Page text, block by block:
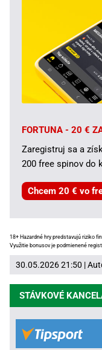
FORTUNA - 20 €
Zaregistruj sa a
200 free spinov do
Chcem 20 € vo
18+ Hazardné hry predstavujú riziko
Využitie bonusov je podmienené
30.05.2026 21:50 |
STÁVKOVÉ